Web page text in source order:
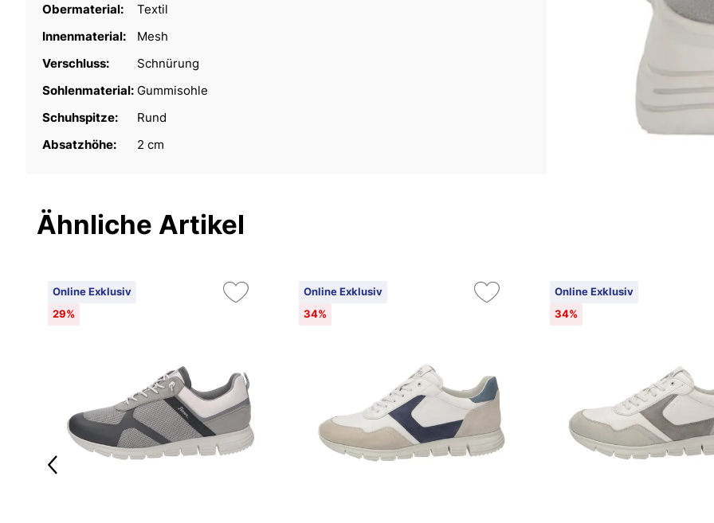
Obermaterial:
Textil
Innenmaterial:
Mesh
Verschluss:
Schnürung
Sohlenmaterial: Gummisohle
Schuhspitze:
Rund
Absatzhöhe:
2 cm
Ähnliche Artikel
Online Exklusiv
29%
Online Exklusiv
34%
Online Exklusiv
34%